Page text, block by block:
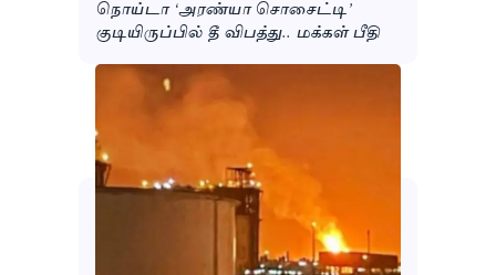
நொய்டா ‘அரண்யா சொசைட்டி’
குடியிருப்பில் தீ விபத்து.. மக்கள் பீதி